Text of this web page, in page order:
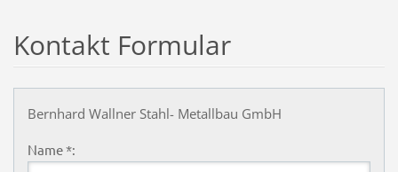
Kontakt Formular
Bernhard Wallner Stahl- Metallbau GmbH
Name *: